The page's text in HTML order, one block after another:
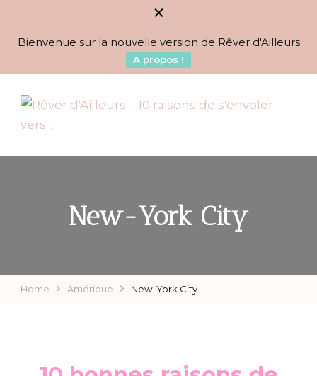
Bienvenue sur la nouvelle version de Rêver d'Ailleurs
A propos !
Rêver d'Ailleurs – 10
BLOG VOYAGES DEPUIS 2010
New-York City
Home Amérique New-York City